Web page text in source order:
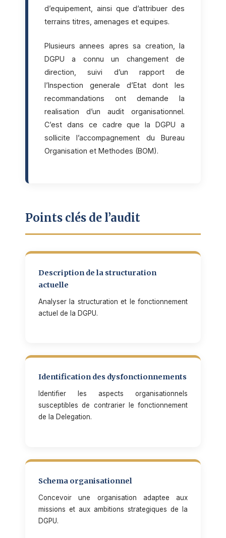
d’equipement, ainsi que d’attribuer des
terrains titres, amenages et equipes.
Plusieurs annees apres sa creation, la
DGPU a connu un changement de
direction, suivi d’un rapport de
l’Inspection generale d’Etat dont les
recommandations ont demande la
realisation d’un audit organisationnel.
C’est dans ce cadre que la DGPU a
sollicite l’accompagnement du Bureau
Organisation et Methodes (BOM).
Points clés de l’audit
Description de la structuration
actuelle
Analyser la structuration et le fonctionnement
actuel de la DGPU.
Identification des dysfonctionnements
Identifier les aspects organisationnels
susceptibles de contrarier le fonctionnement
de la Delegation.
Schema organisationnel
Concevoir une organisation adaptee aux
missions et aux ambitions strategiques de la
DGPU.